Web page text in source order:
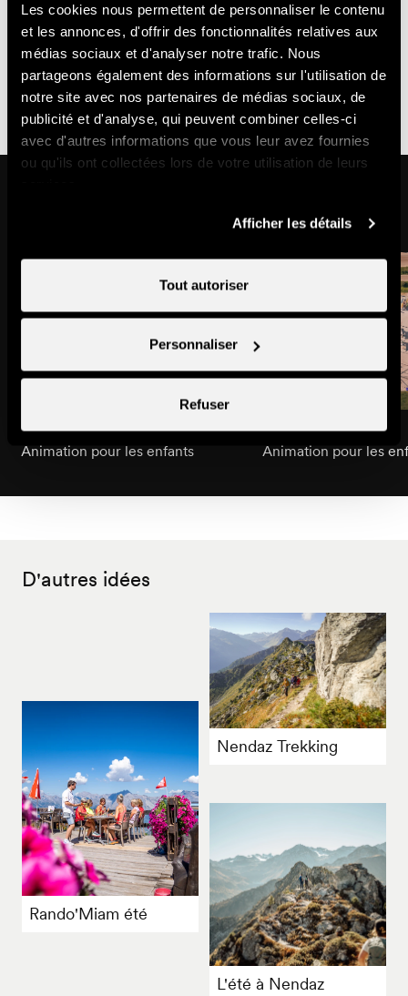
Les cookies nous permettent de personnaliser le contenu
et les annonces, d'offrir des fonctionnalités relatives aux
médias sociaux et d'analyser notre trafic. Nous
partageons également des informations sur l'utilisation de
notre site avec nos partenaires de médias sociaux, de
publicité et d'analyse, qui peuvent combiner celles-ci
avec d'autres informations que vous leur avez fournies
ou qu'ils ont collectées lors de votre utilisation de leurs
Afficher les détails
Tout autoriser
Personnaliser
Refuser
- Inscriptions obligatoires jusqu'à la veille 13h auprès de
Deborah Pochon
- Le rendez-vous se fait devant le restaurant Chez
Caroline.
Bricolages de Cheesy
Animation pour les enfants
Village de Cheesy
Animation pour les
D'autres idées
Nendaz Trekking
Rando'Miam été
L'été à Nendaz